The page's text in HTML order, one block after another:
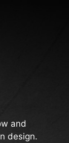
and
design.